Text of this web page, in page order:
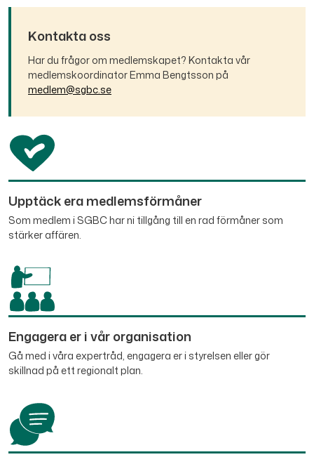
Kontakta oss
Har du frågor om medlemskapet? Kontakta vår
medlemskoordinator Emma Bengtsson på
medlem@sgbc.se
Upptäck era medlemsförmåner
Som medlem i SGBC har ni tillgång till en rad förmåner som
stärker affären.
Engagera er i vår organisation
Gå med i våra expertråd, engagera er i styrelsen eller gör
skillnad på ett regionalt plan.